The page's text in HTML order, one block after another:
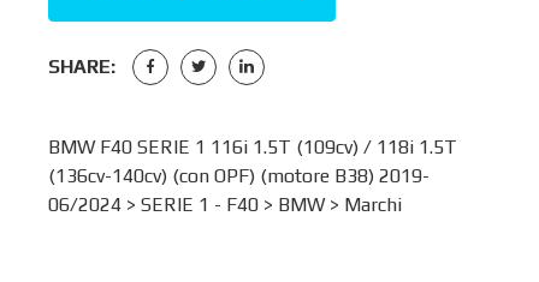
SHARE:
BMW F40 SERIE 1 116i 1.5T (109cv) / 118i 1.5T
(136cv-140cv) (con OPF) (motore B38) 2019-
06/2024 > SERIE 1 - F40 > BMW> Marchi